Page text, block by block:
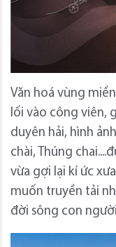
Văn hoá vùng
lối vào công viên,
duyên hải, hình
chài, Thúng
vừa gợi lại kí ức
muốn truyền tải
đời sông con